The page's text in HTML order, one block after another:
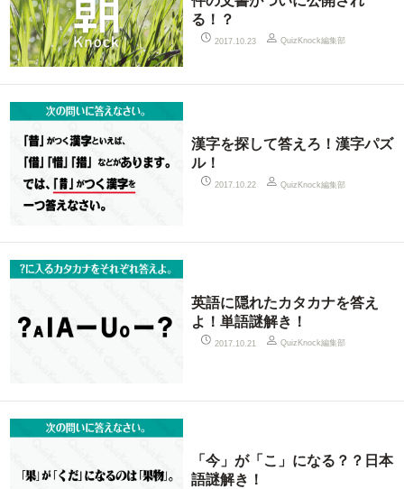
る！？
2017.10.23 QuizKnock編集部
漢字を探して答えろ！漢字パズ
ル！
2017.10.22 QuizKnock編集部
英語に隠れたカタカナを答え
よ！単語謎解き！
2017.10.21 QuizKnock編集部
「今」が「こ」になる？？日本
語謎解き！